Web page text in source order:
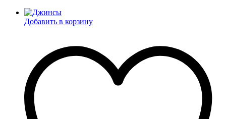
Добавить в корзину